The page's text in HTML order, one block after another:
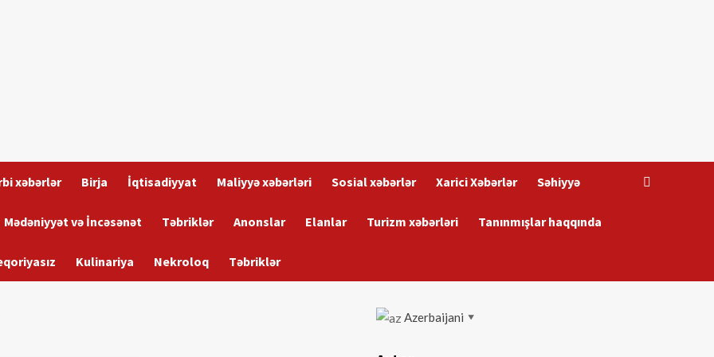
xəbərlər Birja İqtisadiyyat Maliyyə xəbərləri Sosial xəbərlər Xarici Xəbərlər Səhiyyə
Mədəniyyət və İncəsənət Təbriklər Anonslar Elanlar Turizm xəbərləri Tanınmışlar haqqında
Kulinariya Nekroloq Təbriklər
Azerbaijani ▼